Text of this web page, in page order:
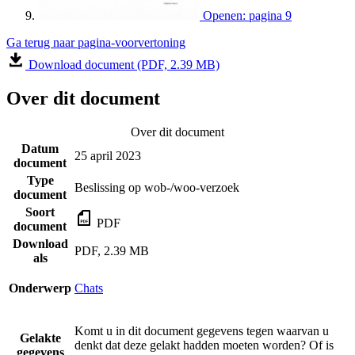
Openen: pagina 9
Ga terug naar pagina-voorvertoning
Download document (PDF, 2.39 MB)
Over dit document
Over dit document
Datum
document
25 april 2023
Type
document
Beslissing op wob-/woo-verzoek
Soort
document
PDF
Download
als
PDF, 2.39 MB
Onderwerp Chats
Gelakte
gegevens
Komt u in dit document gegevens tegen waarvan u
denkt dat deze gelakt hadden moeten worden? Of is